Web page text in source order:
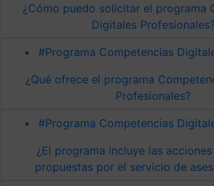
¿Cómo puedo solicitar el programa
Digitales Profesionales?
#Programa Competencias
¿Qué ofrece el programa
Profesionales?
#Programa Competencias
¿El programa incluye las
propuestas por el servicio de